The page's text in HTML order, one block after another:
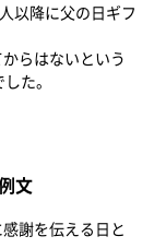
以降に父の日ギフ
らはないという
た。
文
謝を伝える日と